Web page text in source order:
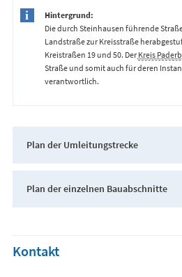
Hintergrund:
Die durch Steinhausen führende
Landstraße zur Kreisstraße
Kreistraßen 19 und 50. Der Kreis
Straße und somit auch für deren
verantwortlich.
Plan der Umleitungstrecke
Plan der einzelnen Bauabschnitte
Kontakt